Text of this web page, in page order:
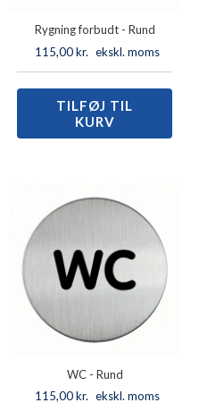
Rygning forbudt - Rund
115,00kr. ekskl. moms
Rygning
forbudt
-
TILFØJ TIL
KURV
WC - Rund
115,00kr. ekskl. moms